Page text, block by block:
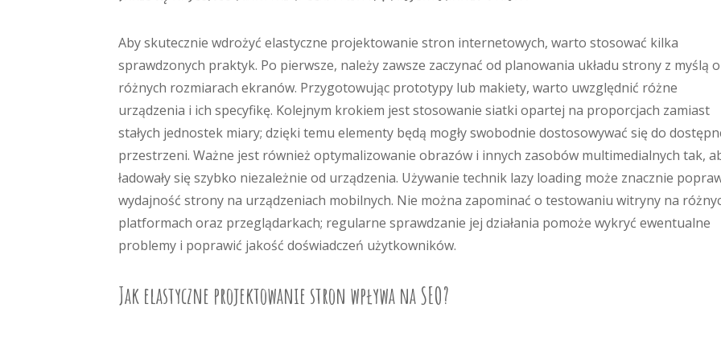
Aby skutecznie wdrożyć elastyczne projektowanie stron internetowych, warto stosować kilka
sprawdzonych praktyk. Po pierwsze, należy zawsze zaczynać od planowania układu strony z myślą o
różnych rozmiarach ekranów. Przygotowując prototypy lub makiety, warto uwzględnić różne
urządzenia i ich specyfikę. Kolejnym krokiem jest stosowanie siatki opartej na proporcjach zamiast
stałych jednostek miary; dzięki temu elementy będą mogły swobodnie dostosowywać się do
przestrzeni. Ważne jest również optymalizowanie obrazów i innych zasobów multimedialnych tak,
ładowały się szybko niezależnie od urządzenia. Używanie technik lazy loading może znacznie
wydajność strony na urządzeniach mobilnych. Nie można zapominać o testowaniu witryny na
platformach oraz przeglądarkach; regularne sprawdzanie jej działania pomoże wykryć ewentualne
problemy i poprawić jakość doświadczeń użytkowników.
Jak elastyczne projektowanie stron wpływa na SEO?